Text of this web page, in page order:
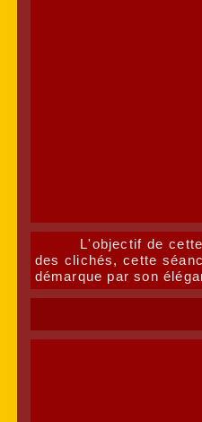
L'objectif de
des clichés, cette
démarque par son